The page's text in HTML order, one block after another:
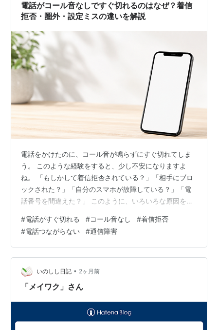
電話がコール音なしですぐ切れるのはなぜ？着信
拒否・圏外・設定ミスの違いを解説
電話をかけたのに、コール音が鳴らずにすぐ切れてしま
う。 このような経験をすると、少し不安になりますよ
ね。 「もしかして着信拒否されている？」「相手にブロ
ックされた？」「自分のスマホが故障している？」「電
話番号を間違えた？」 このように、いろいろな原因を考
音なしですぐ切れる原因は、着信拒否だけではありませ
ん。相手のスマホの電源が切れている場合や、圏外にい
る場合、機内モード、通信障害、自分側の電波状況な
ど、さまざまな理由が考えられます。 特にスマホは、端
末の設定や携帯会社のサービス、通話アプリの状態によ
って、同じように見える症状でも原因が違うこと…
#電話がすぐ切れる #コール音なし #着信拒否
#電話つながらない #通信障害
いのしし日記 • 2ヶ月前
「メイワク」さん